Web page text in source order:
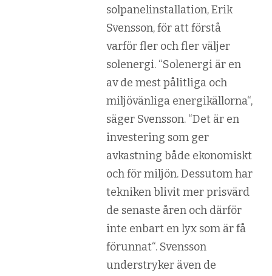
solpanelinstallation, Erik
Svensson, för att förstå
varför fler och fler väljer
solenergi. “Solenergi är en
av de mest pålitliga och
miljövänliga energikällorna“,
säger Svensson. “Det är en
investering som ger
avkastning både ekonomiskt
och för miljön. Dessutom har
tekniken blivit mer prisvärd
de senaste åren och därför
inte enbart en lyx som är få
förunnat“. Svensson
understryker även de